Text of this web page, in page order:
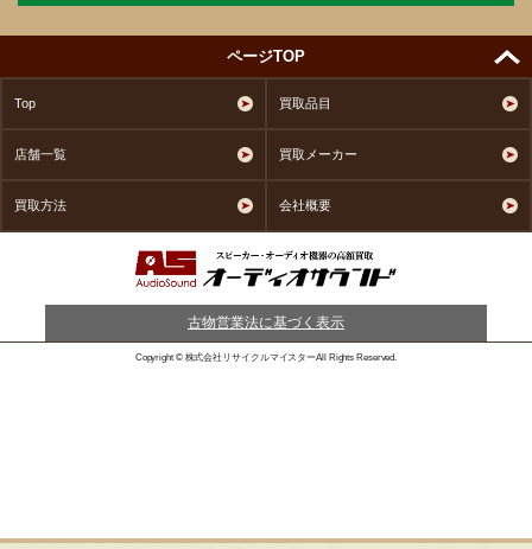
ページTOP
Top 買取品目
店舗一覧 買取メーカー
買取方法 会社概要
古物営業法に基づく表示
Copyright © 株式会社リサイクルマイスターAll Rights Reserved.